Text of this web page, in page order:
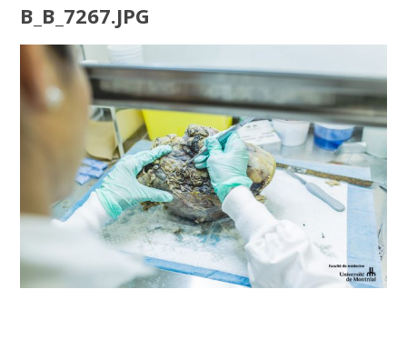
B_B_7267.JPG